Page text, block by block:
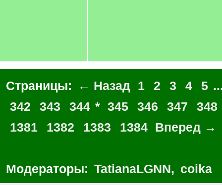
Страницы: ← Назад 1 2 3 4 5
342
343 344 * 345 346 347 348
1381
1382 1383 1384 Вперед →
Модераторы: TatianaLGNN, coika